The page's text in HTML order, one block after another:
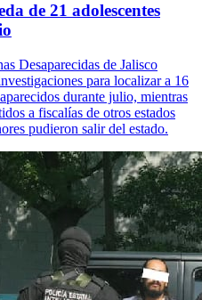
de 21 adolescentes
Desaparecidas de Jalisco
para localizar a 16
durante julio, mientras
a fiscalías de otros estados
pudieron salir del estado.